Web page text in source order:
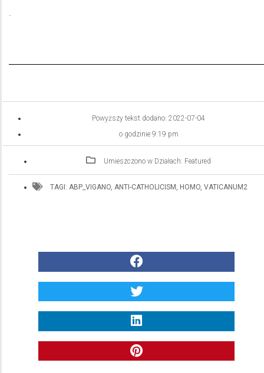
.
Powyższy tekst dodano: 2022-07-04
o godzinie 9:19 pm
Umieszczono w Działach: Featured
TAGI: ABP_VIGANO, ANTI-CATHOLICISM , HOMO, VATICANUM2